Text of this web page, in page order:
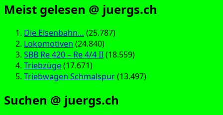
Meist gelesen @ juergs.ch
Die Eisenbahn… (25.787)
Lokomotiven (24.840)
SBB Re 420 – Re 4/4 II(18.559)
Triebzüge(17.671)
Triebwagen Schmalspur(13.497)
Suchen @ juergs.ch